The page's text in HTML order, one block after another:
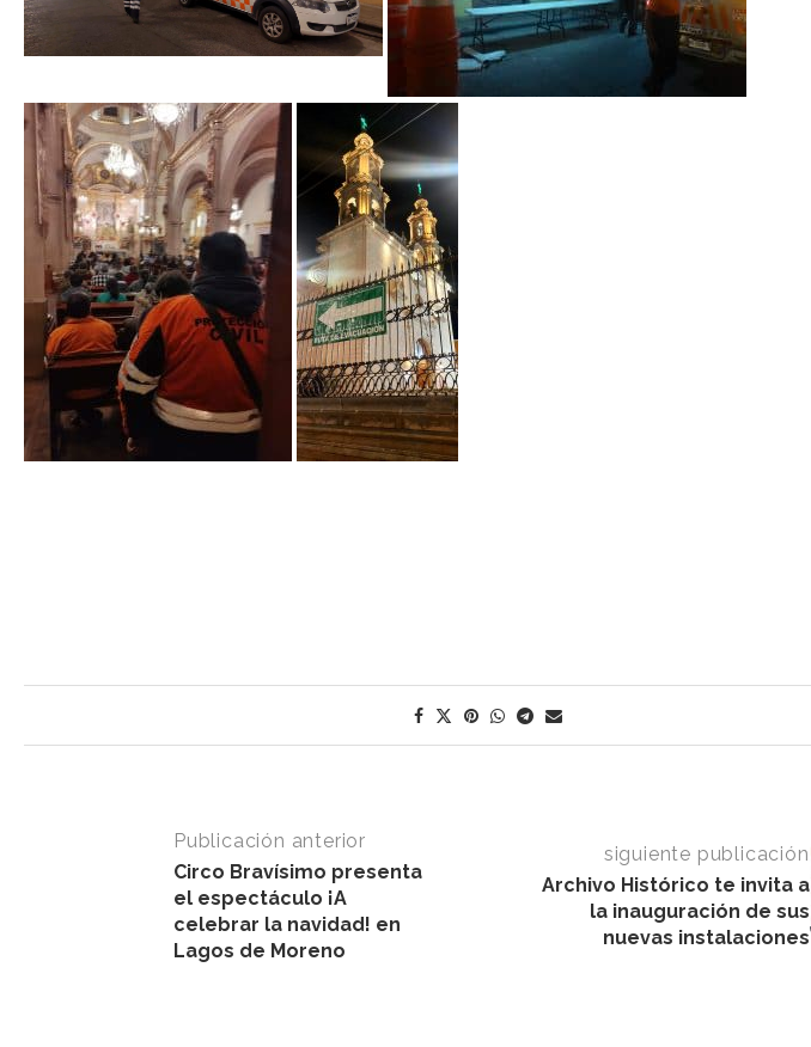
Publicación anterior
Circo Bravísimo presenta
el espectáculo ¡A
celebrar la navidad! en
Lagos de Moreno
siguiente publicación
Archivo Histórico te invita a
la inauguración de sus
nuevas instalaciones